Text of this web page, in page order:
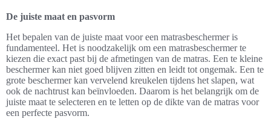
De juiste maat en pasvorm
Het bepalen van de juiste maat voor een matrasbeschermer is
fundamenteel. Het is noodzakelijk om een matrasbeschermer te
kiezen die exact past bij de afmetingen van de matras. Een te kleine
beschermer kan niet goed blijven zitten en leidt tot ongemak. Een te
grote beschermer kan vervelend kreukelen tijdens het slapen, wat
ook de nachtrust kan beïnvloeden. Daarom is het belangrijk om de
juiste maat te selecteren en te letten op de dikte van de matras voor
een perfecte pasvorm.